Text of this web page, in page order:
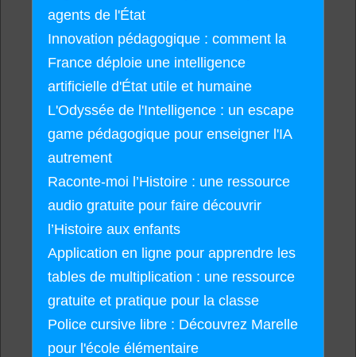
agents de l'État
Innovation pédagogique : comment la
France déploie une intelligence
artificielle d'État utile et humaine
L'Odyssée de l'Intelligence : un escape
game pédagogique pour enseigner l'IA
autrement
Raconte-moi l’Histoire : une ressource
audio gratuite pour faire découvrir
l’Histoire aux enfants
Application en ligne pour apprendre les
tables de multiplication : une ressource
gratuite et pratique pour la classe
Police cursive libre : Découvrez Marelle
pour l'école élémentaire